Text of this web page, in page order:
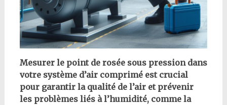
Mesurer le point de rosée sous pression dans
votre système d’air comprimé est crucial
pour garantir la qualité de l’air et prévenir
les problèmes liés à l’humidité, comme la